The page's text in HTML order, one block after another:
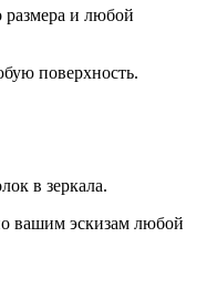
размера и любой
поверхность.
в зеркала.
вашим эскизам любой